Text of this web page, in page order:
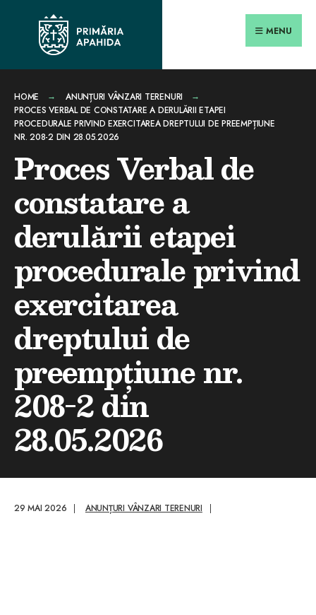
content
MENU
HOME
ANUNȚURI VÂNZARI TERENURI
PROCES VERBAL DE CONSTATARE A DERULĂRII ETAPEI
PROCEDURALE PRIVIND EXERCITAREA DREPTULUI DE PREEMPȚIUNE
NR. 208-2 DIN 28.05.2026
Proces Verbal de
constatare a
derulării etapei
procedurale privind
exercitarea
dreptului de
preempțiune nr.
208-2 din
28.05.2026
29 MAI 2026 | ANUNȚURI VÂNZARI TERENURI |
for:
Close